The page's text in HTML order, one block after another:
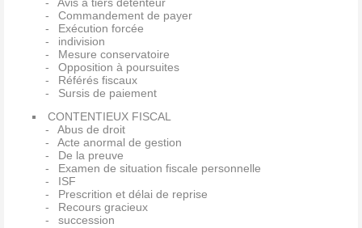
Commandement de payer
Exécution forcée
indivision
Mesure conservatoire
Opposition à poursuites
Référés fiscaux
Sursis de paiement
CONTENTIEUX FISCAL
Abus de droit
Acte anormal de gestion
De la preuve
Examen de situation fiscale personnelle
ISF
Prescrition et délai de reprise
Recours gracieux
succession